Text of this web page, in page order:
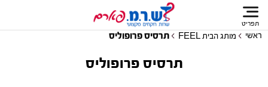
תפריט
ראשי מותג הבית FEEL תרסיס פרופוליס
תרסיס פרופוליס